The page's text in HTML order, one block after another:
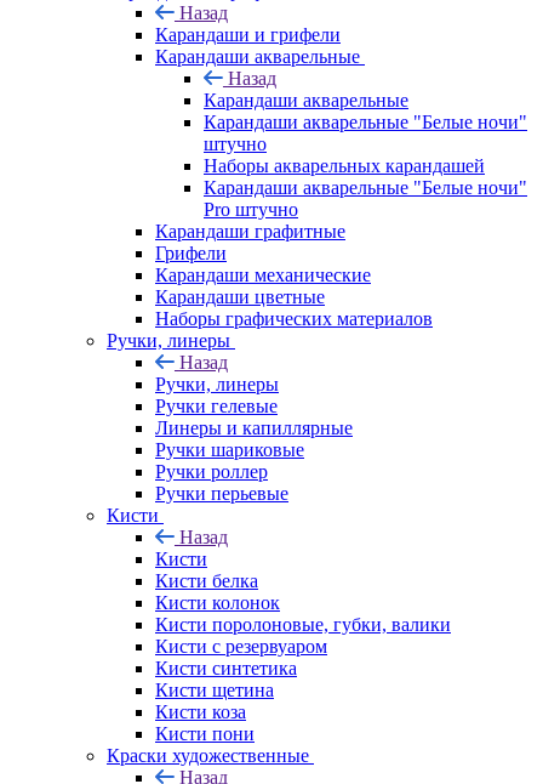
Назад
Карандаши и грифели
Карандаши акварельные
Назад
Карандаши акварельные
Карандаши акварельные "Белые ночи"
штучно
Наборы акварельных карандашей
Карандаши акварельные "Белые ночи"
Pro штучно
Карандаши графитные
Грифели
Карандаши механические
Карандаши цветные
Наборы графических материалов
Ручки, линеры
Назад
Ручки, линеры
Ручки гелевые
Линеры и капиллярные
Ручки шариковые
Ручки роллер
Ручки перьевые
Кисти
Назад
Кисти
Кисти белка
Кисти колонок
Кисти поролоновые, губки, валики
Кисти с резервуаром
Кисти синтетика
Кисти щетина
Кисти коза
Кисти пони
Краски художественные
Назад